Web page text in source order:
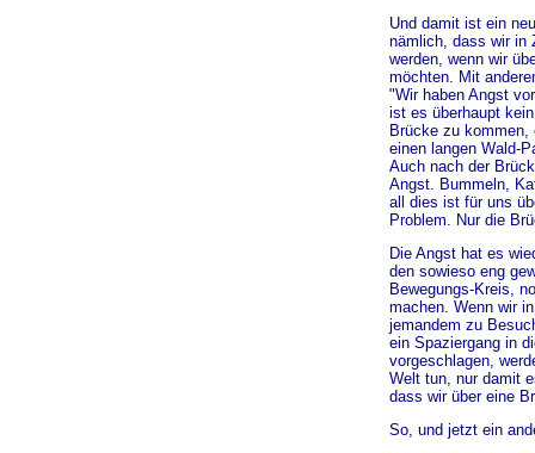
Und damit ist ein
nämlich, dass wir in
werden, wenn wir
möchten. Mit
"Wir haben Angst
ist es überhaupt
Brücke zu kommen,
einen langen Wald-
Auch nach der
Angst. Bummeln,
all dies ist für uns
Problem. Nur die
Die Angst hat es
den sowieso eng
Bewegungs-Kreis,
machen. Wenn wir
jemandem zu
ein Spaziergang in
vorgeschlagen,
Welt tun, nur damit
dass wir über eine
So, und jetzt ein